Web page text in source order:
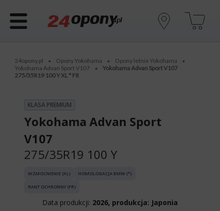
24opony.pl • Opony Yokohama • Opony letnie Yokohama •
Yokohama Advan Sport V107 •
Yokohama Advan Sport V107
275/35R19 100 Y XL * FR
KLASA PREMIUM
Yokohama Advan Sport
V107
275/35R19 100 Y
WZMOCNIENIE (XL) HOMOLOGACJA BMW (*)
RANT OCHRONNY (FR)
Data produkcji: 2026, produkcja: Japonia